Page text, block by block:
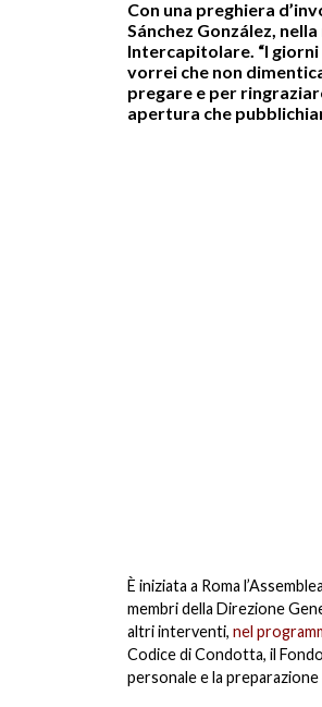
Con una preghiera
Sánchez González,
Intercapitolare. “I
vorrei che non
pregare e per
apertura che
È iniziata a Roma
membri della Direzione
altri interventi, nel
Codice di Condotta, il
personale e la